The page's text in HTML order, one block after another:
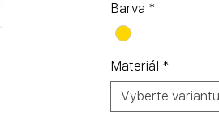
Barva *
Materiál *
Vyberte variantu